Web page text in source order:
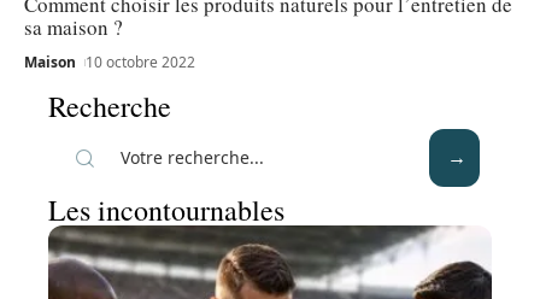
sa maison ?
Maison 10 octobre 2022
Recherche
Les incontournables